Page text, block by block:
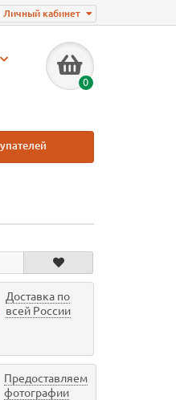
Личный кабинет
0
Доставка по
всей России
Предоставляем
фотографии